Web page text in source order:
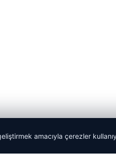
amacıyla çerezler